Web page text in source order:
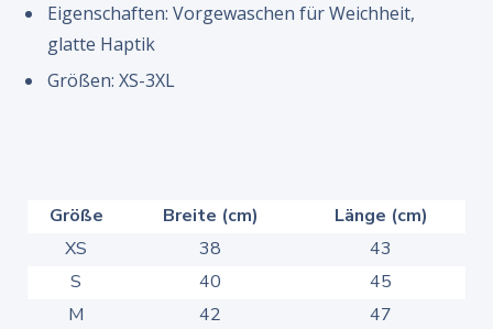
Eigenschaften: Vorgewaschen für Weichheit,
glatte Haptik
Größen: XS-3XL
Größe Breite (cm)
Länge (cm)
XS
38
43
S
40
45
M
42
47